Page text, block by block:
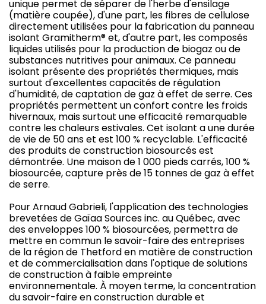
unique permet de séparer de l'herbe d'ensilage
(matière coupée), d'une part, les fibres de cellulose
directement utilisées pour la fabrication du panneau
isolant Gramitherm® et, d'autre part, les composés
liquides utilisés pour la production de biogaz ou de
substances nutritives pour animaux. Ce panneau
isolant présente des propriétés thermiques, mais
surtout d'excellentes capacités de régulation
d'humidité, de captation de gaz à effet de serre. Ces
propriétés permettent un confort contre les froids
hivernaux, mais surtout une efficacité remarquable
contre les chaleurs estivales. Cet isolant a une durée
de vie de 50 ans et est 100 % recyclable. L'efficacité
des produits de construction biosourcés est
démontrée. Une maison de 1 000 pieds carrés, 100 %
biosourcée, capture près de 15 tonnes de gaz à effet
de serre.
Pour Arnaud Gabrieli, l'application des technologies
brevetées de Gaïaa Sources inc. au Québec, avec
des enveloppes 100 % biosourcées, permettra de
mettre en commun le savoir-faire des entreprises
de la région de Thetford en matière de construction
et de commercialisation dans l'optique de solutions
de construction à faible empreinte
environnementale. À moyen terme, la concentration
du savoir-faire en construction durable et